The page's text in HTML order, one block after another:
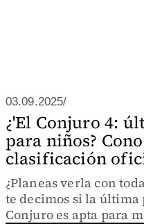
03.09.2025/
¿'El Conjuro 4:
para niños?
clasificación
¿Planeas verla con
te decimos si la última
Conjuro es apta para